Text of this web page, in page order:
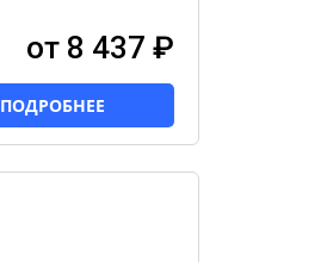
от 8 437 ₽
ПОДРОБНЕЕ